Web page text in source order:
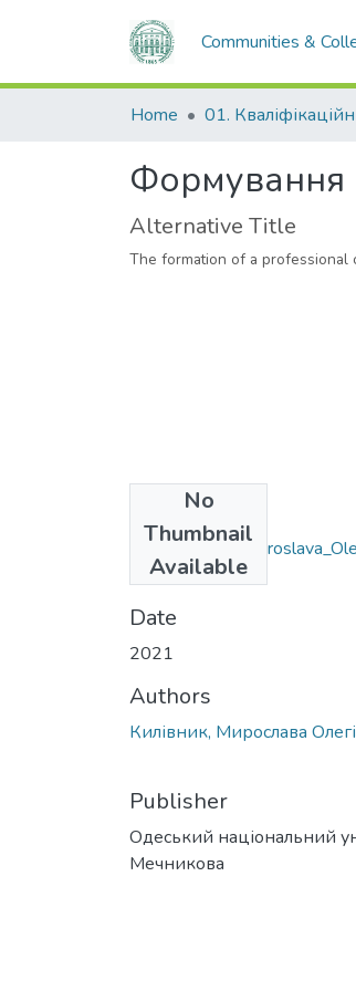
Communities &
Home
Формування
Alternative Title
The formation of a professional
No
Thumbnail
Available
KB)
Date
2021
Authors
Килівник, Мирослава
Publisher
Одеський національний
Мечникова